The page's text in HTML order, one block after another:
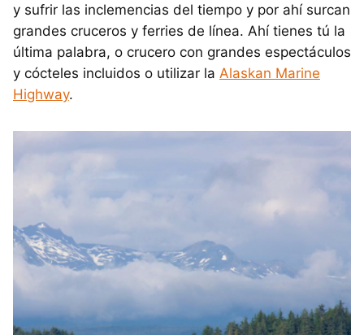
y sufrir las inclemencias del tiempo y por ahí surcan
grandes cruceros y ferries de línea. Ahí tienes tú la
última palabra, o crucero con grandes espectáculos
y cócteles incluidos o utilizar la Alaskan Marine
Highway.